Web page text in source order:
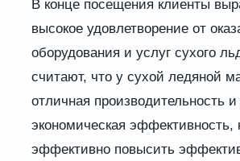
В конце посещения клиенты
высокое удовлетворение от
оборудования и услуг сухого
считают, что у сухой ледяной
отличная производительность
экономическая эффективность,
эффективно повысить